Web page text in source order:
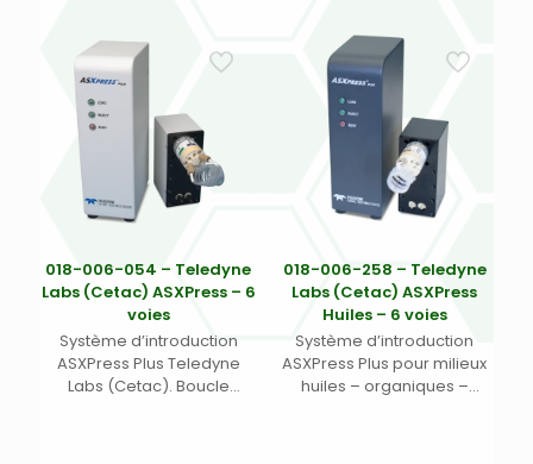
018-006-054 – Teledyne
Labs (Cetac) ASXPress – 6
voies
Système d’introduction
ASXPress Plus Teledyne
Labs (Cetac). Boucle
018-006-258 – Teledyne
Labs (Cetac) ASXPress
Huiles – 6 voies
Système d’introduction
ASXPress Plus pour milieux
huiles – organiques –